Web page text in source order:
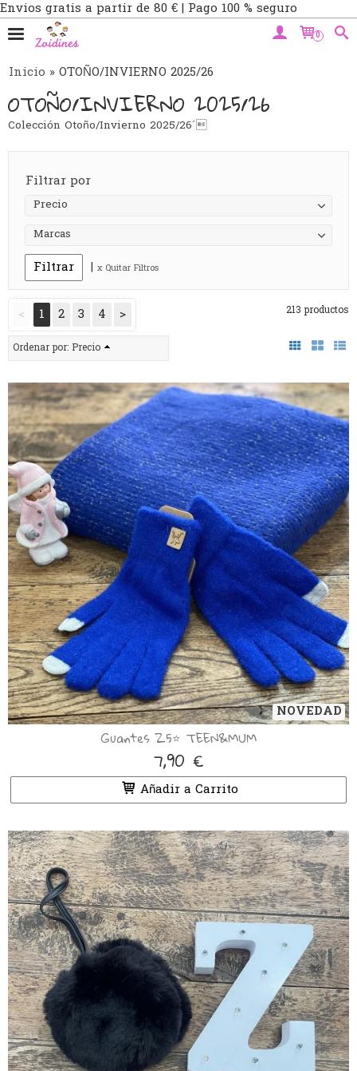
Envios gratis a partir de 80 € | Pago 100 % seguro
0
Inicio » OTOÑO/INVIERNO 2025/26
OTOÑO/INVIERNO 2025/26
Colección Otoño/Invierno 2025/26´
Filtrar por
Precio
Marcas
| x Quitar Filtros
< 1 2 3 4 > 213 productos
Ordenar por: Precio
NOVEDAD
Guantes Z5⭐️ TEEN&MUM
7,90 €
Añadir a Carrito